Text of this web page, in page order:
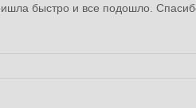
быстро и все подошло.